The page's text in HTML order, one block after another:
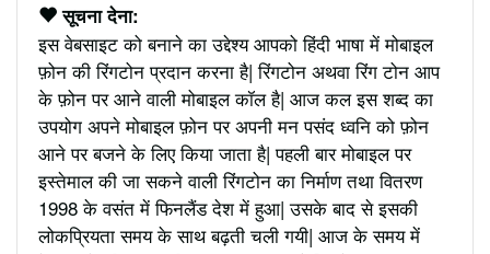
सूचना देना:
इस वेबसाइट को बनाने का उद्देश्य आपको हिंदी भाषा में मोबाइल
फ़ोन की रिंगटोन प्रदान करना है| रिंगटोन अथवा रिंग टोन आप
के फ़ोन पर आने वाली मोबाइल कॉल है| आज कल इस शब्द का
उपयोग अपने मोबाइल फ़ोन पर अपनी मन पसंद ध्वनि को फ़ोन
आने पर बजने के लिए किया जाता है| पहली बार मोबाइल पर
इस्तेमाल की जा सकने वाली रिंगटोन का निर्माण तथा वितरण
1998 के वसंत में फिनलैंड देश में हुआ| उसके बाद से इसकी
लोकप्रियता समय के साथ बढ़ती चली गयी| आज के समय में